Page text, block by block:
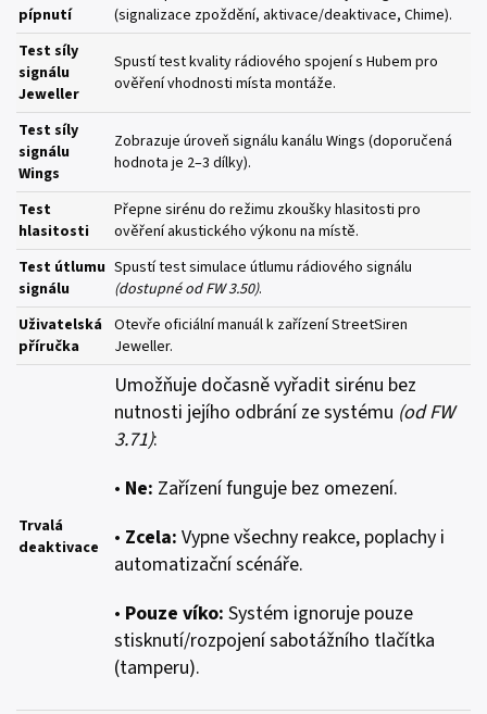
pípnutí
(signalizace zpoždění, aktivace/deaktivace, Chime).
Test síly
signálu
Jeweller
Spustí test kvality rádiového spojení s Hubem pro
ověření vhodnosti místa montáže.
Test síly
signálu
Wings
Zobrazuje úroveň signálu kanálu Wings (doporučená
hodnota je 2–3 dílky).
Test
hlasitosti
Přepne sirénu do režimu zkoušky hlasitosti pro
ověření akustického výkonu na místě.
Test útlumu
signálu
Spustí test simulace útlumu rádiového signálu
(dostupné od FW 3.50).
Uživatelská
příručka
Otevře oficiální manuál k zařízení StreetSiren
Jeweller.
Trvalá
deaktivace
Umožňuje dočasně vyřadit sirénu bez
nutnosti jejího odbrání ze systému (od FW
3.71):
• Ne: Zařízení funguje bez omezení.
• Zcela: Vypne všechny reakce, poplachy i
automatizační scénáře.
• Pouze víko: Systém ignoruje pouze
stisknutí/rozpojení sabotážního tlačítka
(tamperu).